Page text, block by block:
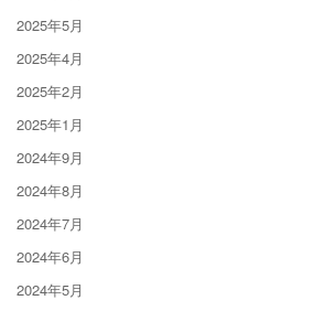
2025年5月
2025年4月
2025年2月
2025年1月
2024年9月
2024年8月
2024年7月
2024年6月
2024年5月